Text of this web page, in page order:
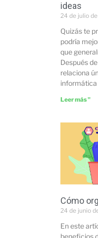
ideas
24 de julio
Quizás te
podría
que
Después
relaciona
informática
Leer más "
Cómo
24 de junio
En este
beneficios